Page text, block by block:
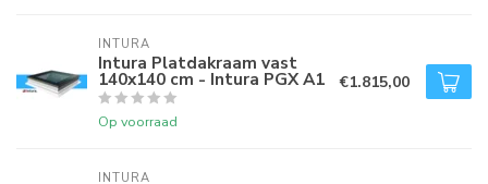
INTURA
Intura Platdakraam vast
140x140 cm - Intura PGX A1
Op voorraad
€1.815,00
INTURA